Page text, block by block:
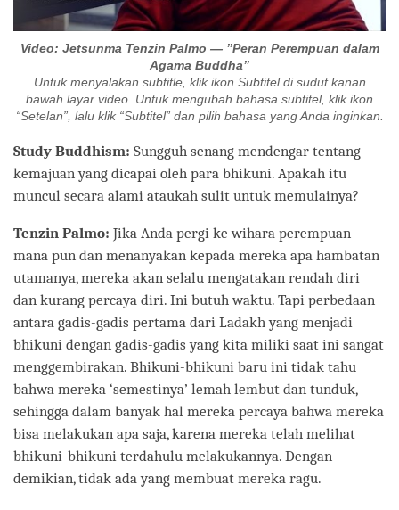
Video: Jetsunma Tenzin Palmo — ”Peran Perempuan dalam
Agama Buddha”
Untuk menyalakan subtitle, klik ikon Subtitel di sudut kanan
bawah layar video. Untuk mengubah bahasa subtitel, klik ikon
“Setelan”, lalu klik “Subtitel” dan pilih bahasa yang Anda inginkan.
Study Buddhism: Sungguh senang mendengar tentang
kemajuan yang dicapai oleh para bhikuni. Apakah itu
muncul secara alami ataukah sulit untuk memulainya?
Tenzin Palmo: Jika Anda pergi ke wihara perempuan
mana pun dan menanyakan kepada mereka apa hambatan
utamanya, mereka akan selalu mengatakan rendah diri
dan kurang percaya diri. Ini butuh waktu. Tapi perbedaan
antara gadis-gadis pertama dari Ladakh yang menjadi
bhikuni dengan gadis-gadis yang kita miliki saat ini sangat
menggembirakan. Bhikuni-bhikuni baru ini tidak tahu
bahwa mereka ‘semestinya’ lemah lembut dan tunduk,
sehingga dalam banyak hal mereka percaya bahwa mereka
bisa melakukan apa saja, karena mereka telah melihat
bhikuni-bhikuni terdahulu melakukannya. Dengan
demikian, tidak ada yang membuat mereka ragu.